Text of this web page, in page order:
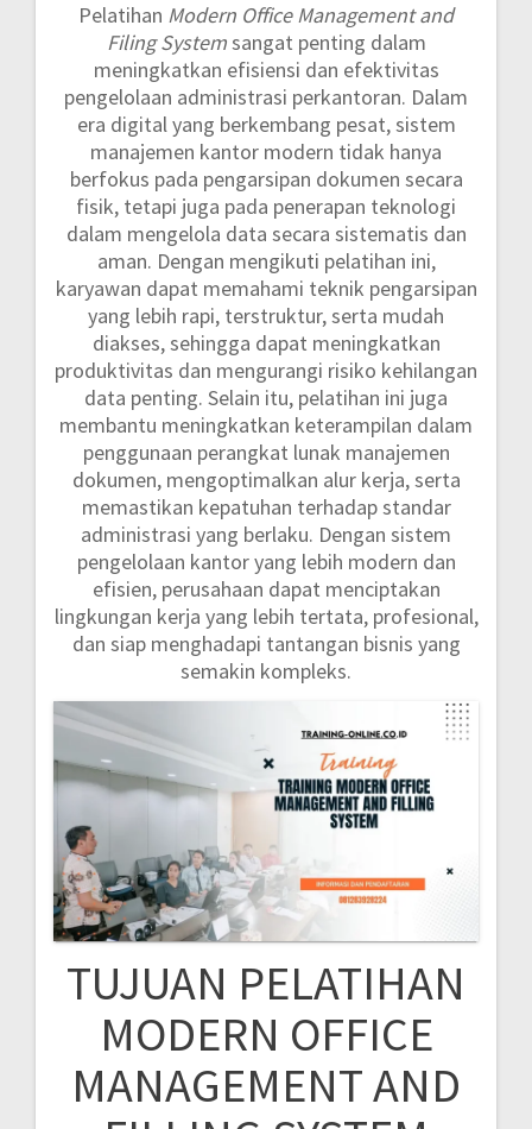
Pelatihan Modern Office Management and
Filing Systemsangat penting dalam
meningkatkan efisiensi dan efektivitas
pengelolaan administrasi perkantoran. Dalam
era digital yang berkembang pesat, sistem
manajemen kantor modern tidak hanya
berfokus pada pengarsipan dokumen secara
fisik, tetapi juga pada penerapan teknologi
dalam mengelola data secara sistematis dan
aman. Dengan mengikuti pelatihan ini,
karyawan dapat memahami teknik pengarsipan
yang lebih rapi, terstruktur, serta mudah
diakses, sehingga dapat meningkatkan
produktivitas dan mengurangi risiko kehilangan
data penting. Selain itu, pelatihan ini juga
membantu meningkatkan keterampilan dalam
penggunaan perangkat lunak manajemen
dokumen, mengoptimalkan alur kerja, serta
memastikan kepatuhan terhadap standar
administrasi yang berlaku. Dengan sistem
pengelolaan kantor yang lebih modern dan
efisien, perusahaan dapat menciptakan
lingkungan kerja yang lebih tertata, profesional,
dan siap menghadapi tantangan bisnis yang
semakin kompleks.
TUJUAN PELATIHAN
MODERN OFFICE
MANAGEMENT AND